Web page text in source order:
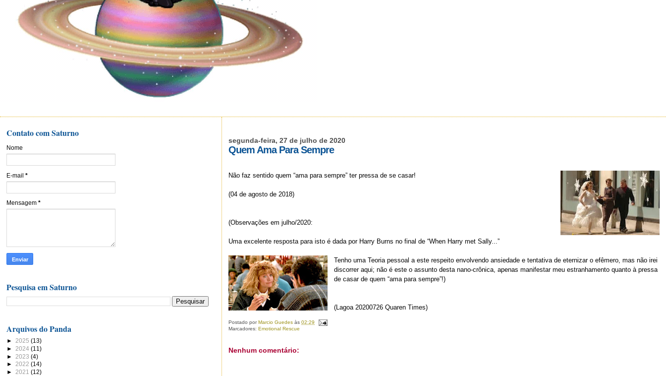
segunda-feira, 27 de julho de 2020
Quem Ama Para Sempre
Não faz sentido quem “ama para sempre” ter pressa de se casar!
(04 de agosto de 2018)
(Observações em julho/2020:
Uma excelente resposta para isto é dada por Harry Burns no final de “When Harry met Sally...”
Tenho uma Teoria pessoal a este respeito envolvendo ansiedade e tentativa de eternizar o efêmero, mas não irei
discorrer aqui; não é este o assunto desta nano-crônica, apenas manifestar meu estranhamento quanto à pressa
de casar de quem “ama para sempre”!)
(Lagoa 20200726 Quaren Times)
Postado porMarcio Guedes às02:29
Marcadores:Emotional Rescue
Nenhum comentário:
Contato com Saturno
Nome
E-mail *
Mensagem *
Pesquisa em Saturno
Arquivos do Panda
► 2025 (13)
► 2024 (11)
► 2023 (4)
► 2022 (14)
► 2021 (12)